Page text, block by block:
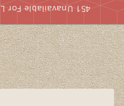
For Legal Reasons